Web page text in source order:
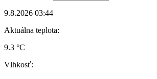
9.8.2026 03:44
Aktuálna teplota:
9.3 °C
Vlhkosť: